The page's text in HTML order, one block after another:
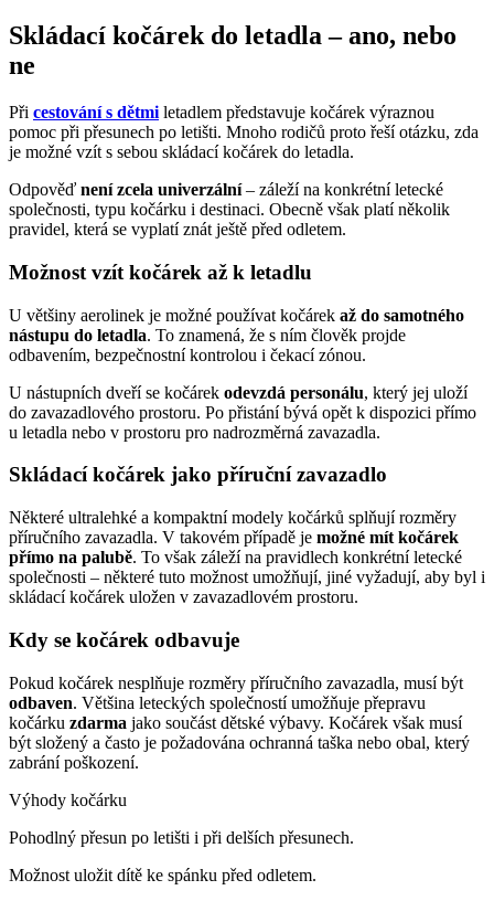
Skládací kočárek do letadla – ano, nebo
ne
Při cestování s dětmi letadlem představuje kočárek výraznou
pomoc při přesunech po letišti. Mnoho rodičů proto řeší otázku, zda
je možné vzít s sebou skládací kočárek do letadla.
Odpověď není zcela univerzální– záleží na konkrétní letecké
společnosti, typu kočárku i destinaci. Obecně však platí několik
pravidel, která se vyplatí znát ještě před odletem.
Možnost vzít kočárek až k letadlu
U většiny aerolinek je možné používat kočárek až do samotného
nástupu do letadla. To znamená, že s ním člověk projde
odbavením, bezpečnostní kontrolou i čekací zónou.
U nástupních dveří se kočárek odevzdá personálu, který jej uloží
do zavazadlového prostoru. Po přistání bývá opět k dispozici přímo
u letadla nebo v prostoru pro nadrozměrná zavazadla.
Skládací kočárek jako příruční zavazadlo
Některé ultralehké a kompaktní modely kočárků splňují rozměry
příručního zavazadla. V takovém případě je možné mít kočárek
přímo na palubě. To však záleží na pravidlech konkrétní letecké
společnosti – některé tuto možnost umožňují, jiné vyžadují, aby byl i
skládací kočárek uložen v zavazadlovém prostoru.
Kdy se kočárek odbavuje
Pokud kočárek nesplňuje rozměry příručního zavazadla, musí být
odbaven. Většina leteckých společností umožňuje přepravu
kočárku zdarma jako součást dětské výbavy. Kočárek však musí
být složený a často je požadována ochranná taška nebo obal, který
zabrání poškození.
Výhody kočárku
Pohodlný přesun po letišti i při delších přesunech.
Možnost uložit dítě ke spánku před odletem.